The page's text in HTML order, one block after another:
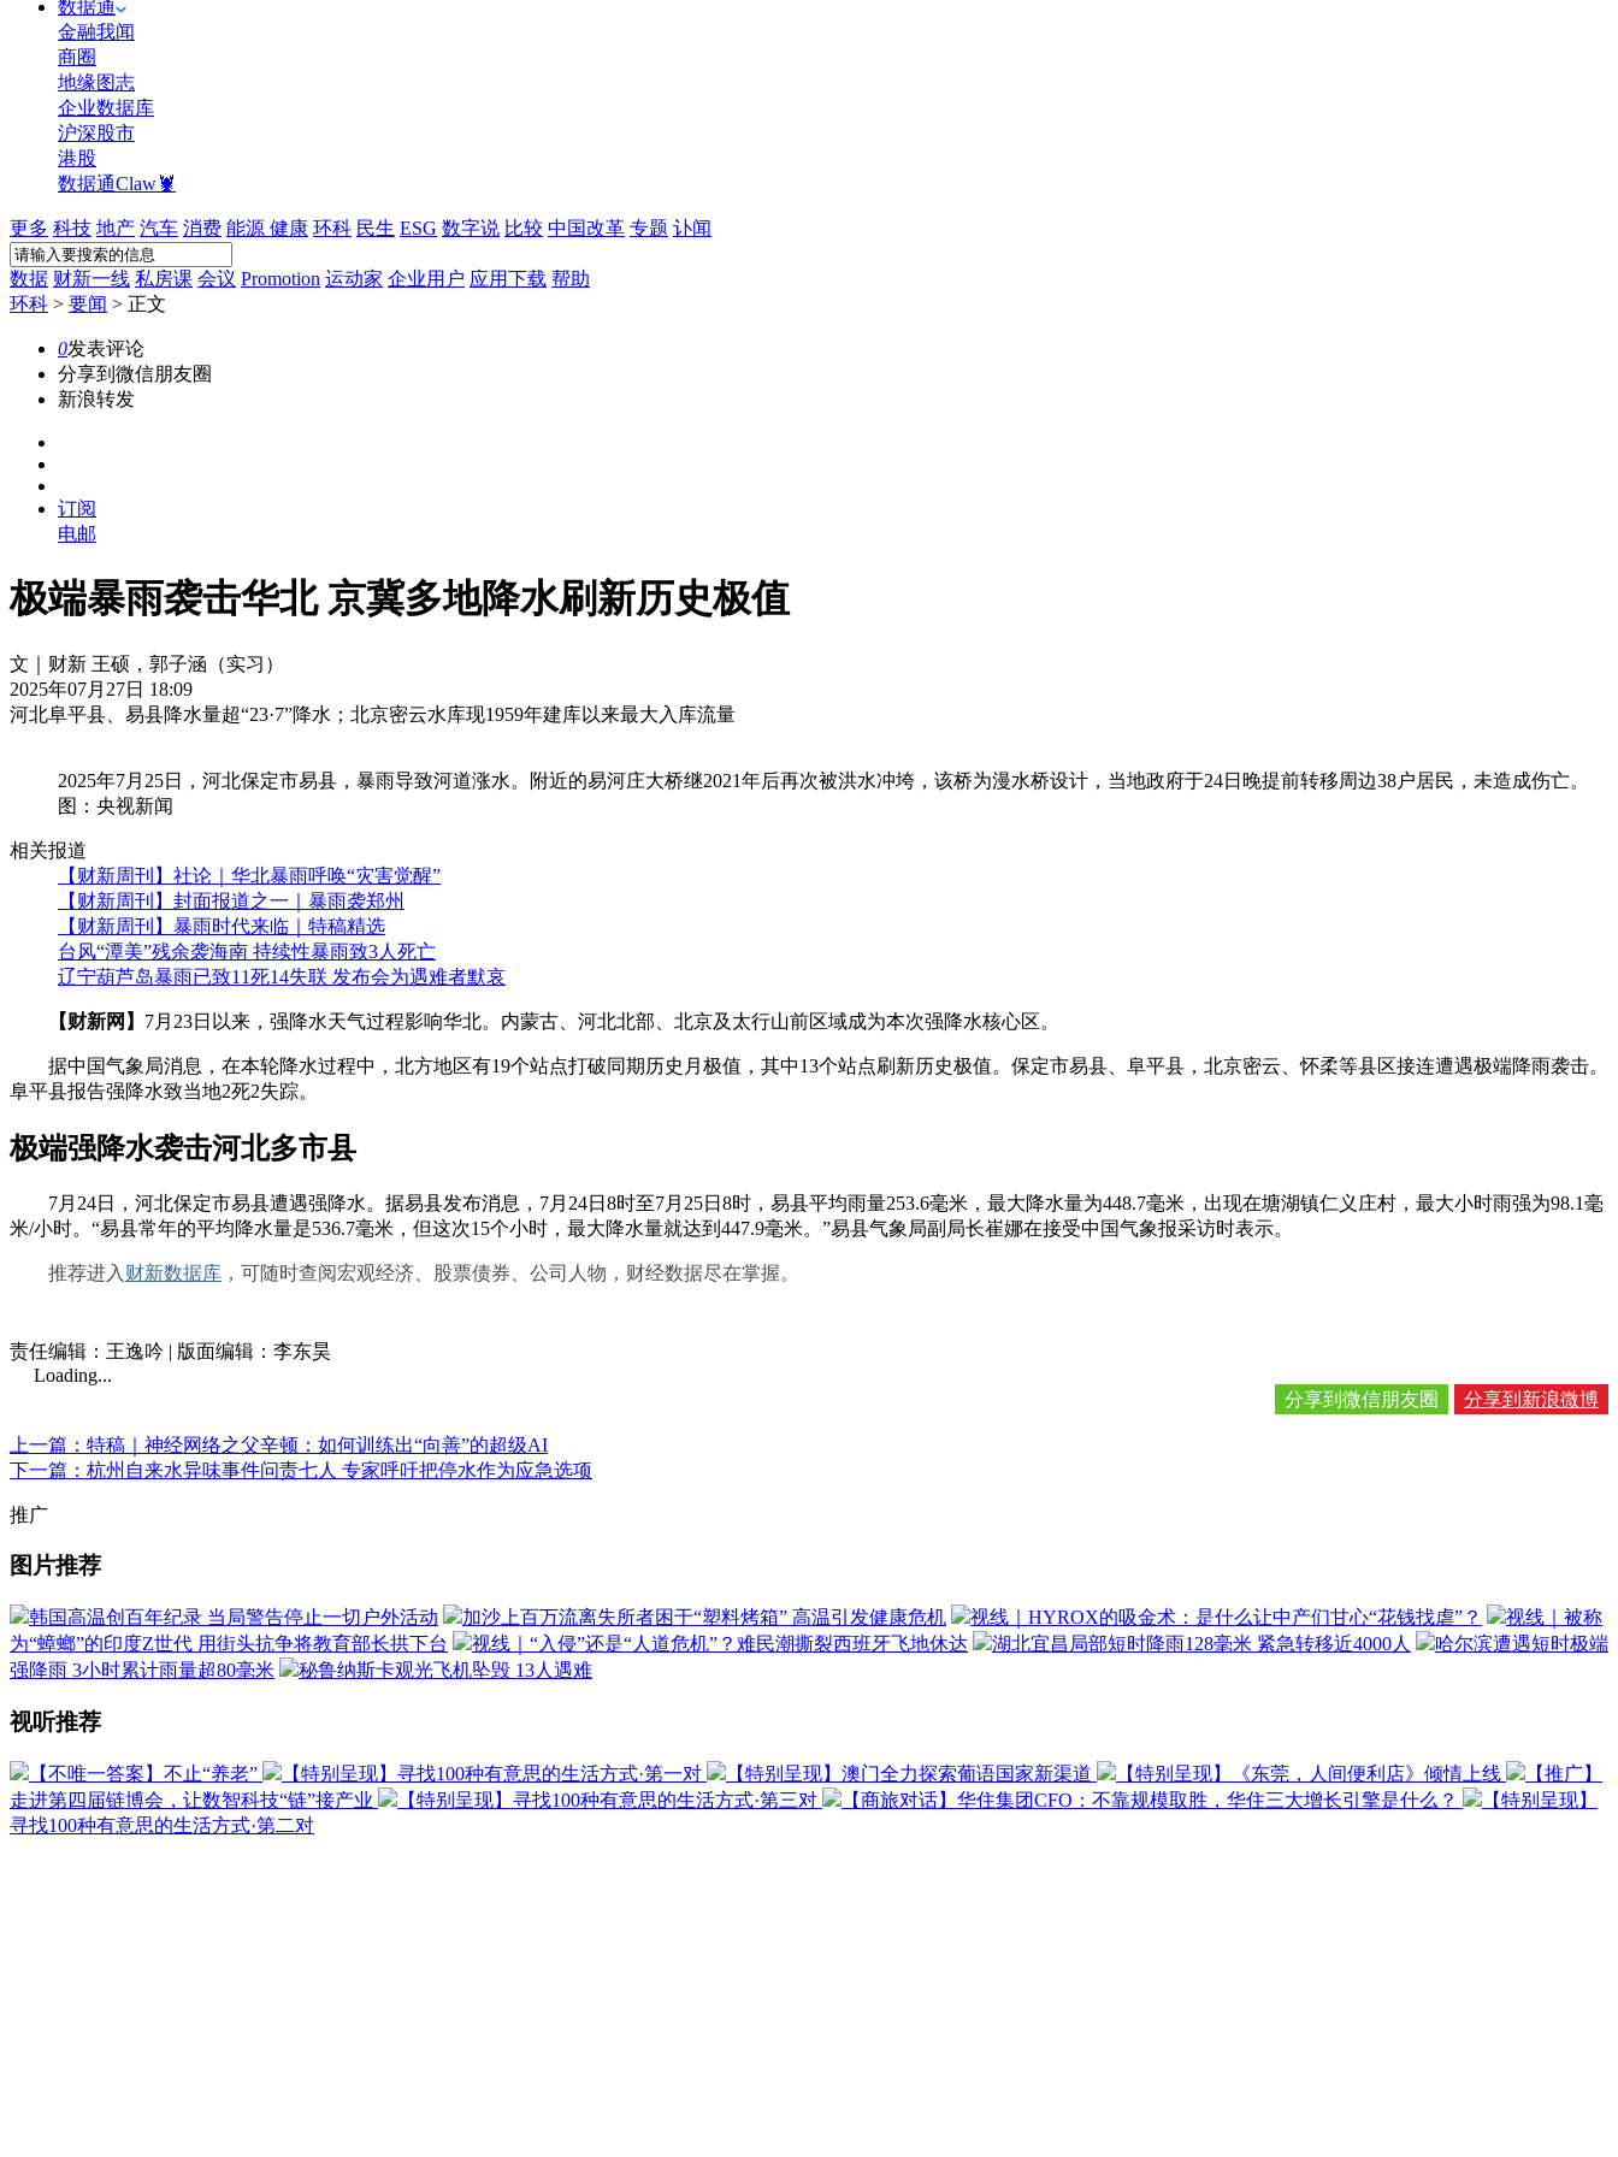
数据通
金融我闻
商圈
地缘图志
企业数据库
沪深股市
港股
数据通Claw🦞
更多 科技 地产 汽车 消费 能源 健康 环科 民生 ESG 数字说 比较 中国改革 专题 讣闻
数据 财新一线 私房课 会议 Promotion 运动家 企业用户 应用下载 帮助
环科 > 要闻 > 正文
0发表评论
分享到微信朋友圈
新浪转发
订阅
电邮
极端暴雨袭击华北 京冀多地降水刷新历史极值
文｜财新 王硕，郭子涵（实习）
2025年07月27日 18:09
河北阜平县、易县降水量超“23·7”降水；北京密云水库现1959年建库以来最大入库流量
2025年7月25日，河北保定市易县，暴雨导致河道涨水。附近的易河庄大桥继2021年后再次被洪水冲垮，该桥为漫水桥设计，当地政府于24日晚提前转移周边38户居民，未造成伤亡。
图：央视新闻
相关报道
【财新周刊】社论｜华北暴雨呼唤“灾害觉醒”
【财新周刊】封面报道之一｜暴雨袭郑州
【财新周刊】暴雨时代来临｜特稿精选
台风“潭美”残余袭海南 持续性暴雨致3人死亡
辽宁葫芦岛暴雨已致11死14失联 发布会为遇难者默哀
【财新网】 7月23日以来，强降水天气过程影响华北。内蒙古、河北北部、北京及太行山前区域成为本次强降水核心区。
据中国气象局消息，在本轮降水过程中，北方地区有19个站点打破同期历史月极值，其中13个站点刷新历史极值。保定市易县、阜平县，北京密云、怀柔等县区接连遭遇极端降雨袭击。
阜平县报告强降水致当地2死2失踪。
极端强降水袭击河北多市县
7月24日，河北保定市易县遭遇强降水。据易县发布消息，7月24日8时至7月25日8时，易县平均雨量253.6毫米，最大降水量为448.7毫米，出现在塘湖镇仁义庄村，最大小时雨强为98.1毫
米/小时。“易县常年的平均降水量是536.7毫米，但这次15个小时，最大降水量就达到447.9毫米。”易县气象局副局长崔娜在接受中国气象报采访时表示。
推荐进入 财新数据库 ，可随时查阅宏观经济、股票债券、公司人物，财经数据尽在掌握。
责任编辑：王逸吟 | 版面编辑：李东昊
Loading...
分享到新浪微博
分享到微信朋友圈
上一篇：特稿｜神经网络之父辛顿：如何训练出“向善”的超级AI
下一篇：杭州自来水异味事件问责七人 专家呼吁把停水作为应急选项
推广
图片推荐
韩国高温创百年纪录 当局警告停止一切户外活动 加沙上百万流离失所者困于“塑料烤箱” 高温引发健康危机 视线｜HYROX的吸金术：是什么让中产们甘心“花钱找虐”？
视线｜被称
为“蟑螂”的印度Z世代 用街头抗争将教育部长拱下台
视线｜“入侵”还是“人道危机”？难民潮撕裂西班牙飞地休达 湖北宜昌局部短时降雨128毫米 紧急转移近4000人
哈尔滨遭遇短时极端
强降雨 3小时累计雨量超80毫米
秘鲁纳斯卡观光飞机坠毁 13人遇难
视听推荐
【不唯一答案】不止“养老” 【特别呈现】寻找100种有意思的生活方式·第一对 【特别呈现】澳门全力探索葡语国家新渠道 【特别呈现】《东莞，人间便利店》倾情上线
【推广】
走进第四届链博会，让数智科技“链”接产业
【特别呈现】寻找100种有意思的生活方式·第三对 【商旅对话】华住集团CFO：不靠规模取胜，华住三大增长引擎是什么？
【特别呈现】
寻找100种有意思的生活方式·第二对